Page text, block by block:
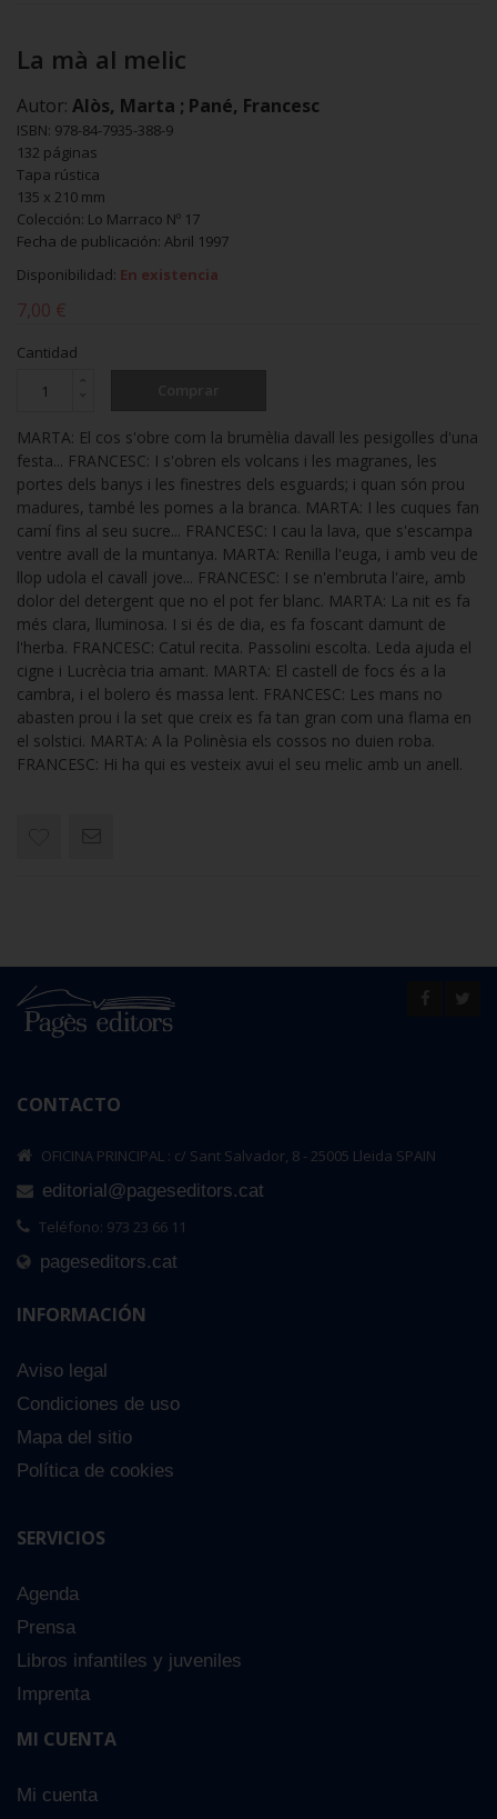
La mà al melic
Autor: Alòs, Marta ; Pané, Francesc
ISBN: 978-84-7935-388-9
132 páginas
Tapa rústica
135 x 210 mm
Colección: Lo Marraco Nº 17
Fecha de publicación: Abril 1997
Disponibilidad: En existencia
7,00 €
Cantidad
MARTA: El cos s'obre com la brumèlia davall les pesigolles d'una
festa... FRANCESC: I s'obren els volcans i les magranes, les
portes dels banys i les finestres dels esguards; i quan són prou
madures, també les pomes a la branca. MARTA: I les cuques fan
camí fins al seu sucre... FRANCESC: I cau la lava, que s'escampa
ventre avall de la muntanya. MARTA: Renilla l'euga, i amb veu de
llop udola el cavall jove... FRANCESC: I se n'embruta l'aire, amb
dolor del detergent que no el pot fer blanc. MARTA: La nit es fa
més clara, lluminosa. I si és de dia, es fa foscant damunt de
l'herba. FRANCESC: Catul recita. Passolini escolta. Leda ajuda el
cigne i Lucrècia tria amant. MARTA: El castell de focs és a la
cambra, i el bolero és massa lent. FRANCESC: Les mans no
abasten prou i la set que creix es fa tan gran com una flama en
el solstici. MARTA: A la Polinèsia els cossos no duien roba.
FRANCESC: Hi ha qui es vesteix avui el seu melic amb un anell.
CONTACTO
OFICINA PRINCIPAL : c/ Sant Salvador, 8 - 25005 Lleida SPAIN
editorial@pageseditors.cat
Teléfono: 973 23 66 11
pageseditors.cat
INFORMACIÓN
Aviso legal
Condiciones de uso
Mapa del sitio
Política de cookies
SERVICIOS
Agenda
Prensa
Libros infantiles y juveniles
Imprenta
MI CUENTA
Mi cuenta